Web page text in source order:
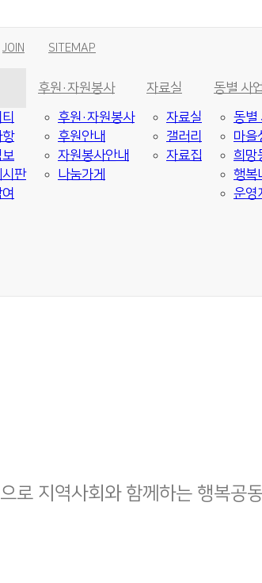
JOIN SITEMAP
항
보
판
후원·자원봉사
후원·자원봉사
후원안내
자원봉사안내
나눔가게
자료실
자료실
갤러리
자료집
동별 사업
동별
마을
희망
행복
운영
로 지역사회와 함께하는 행복공